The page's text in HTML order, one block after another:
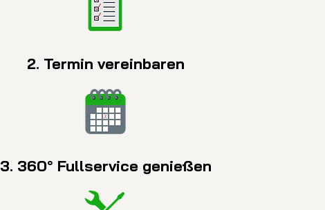
2. Termin vereinbaren
3. 360° Fullservice genießen